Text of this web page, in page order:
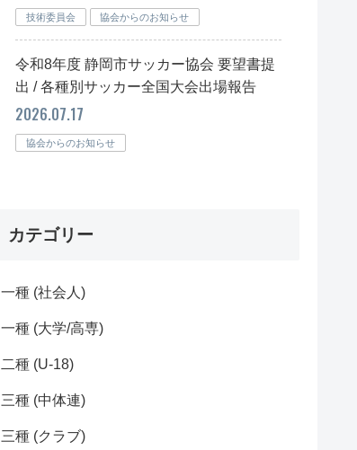
技術委員会 協会からのお知らせ
令和8年度 静岡市サッカー協会 要望書提
出 / 各種別サッカー全国大会出場報告
2026.07.17
協会からのお知らせ
カテゴリー
一種 (社会人)
一種 (大学/高専)
二種 (U-18)
三種 (中体連)
三種 (クラブ)